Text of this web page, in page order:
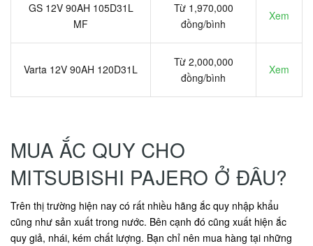
GS 12V 90AH 105D31L
MF
Từ 1,970,000
đồng/bình
Xem
Varta 12V 90AH 120D31L
Từ 2,000,000
đồng/bình
Xem
MUA ẮC QUY CHO
MITSUBISHI PAJERO Ở ĐÂU?
Trên thị trường hiện nay có rất nhiều hãng ắc quy nhập khẩu
cũng như sản xuất trong nước. Bên cạnh đó cũng xuất hiện ắc
quy giả, nhái, kém chất lượng. Bạn chỉ nên mua hàng tại những